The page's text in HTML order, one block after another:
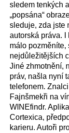
sledem tenkých
„popsána“
sleduje, zda jste
autorská práva.
málo pozměníte,
nejdůležitějších
Jiné zhmotnění,
práv, našla nyní
telefonem.
Fajnšmekři na
WINEfindr.
Cortexica,
karieru. Autoři